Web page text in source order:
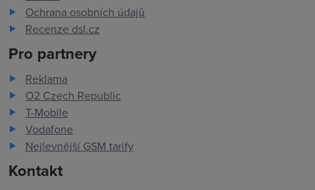
Ochrana osobních údajů
Recenze dsl.cz
Pro partnery
Reklama
O2 Czech Republic
T-Mobile
Vodafone
Nejlevnější GSM tarify
Kontakt